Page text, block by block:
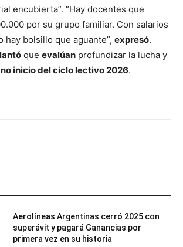
encubierta”. “Hay docentes que
por su grupo familiar. Con salarios
hay bolsillo que aguante”, expresó.
que evalúan profundizar la lucha y
no inicio del ciclo lectivo 2026.
Aerolíneas Argentinas cerró 2025 con
superávit y pagará Ganancias por
primera vez en su historia